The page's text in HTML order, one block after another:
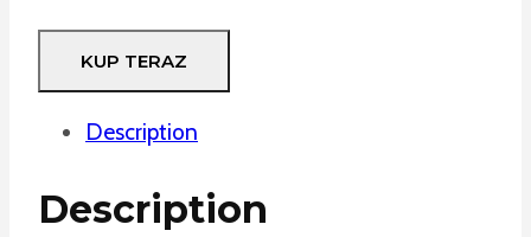
KUP TERAZ
Description
Description